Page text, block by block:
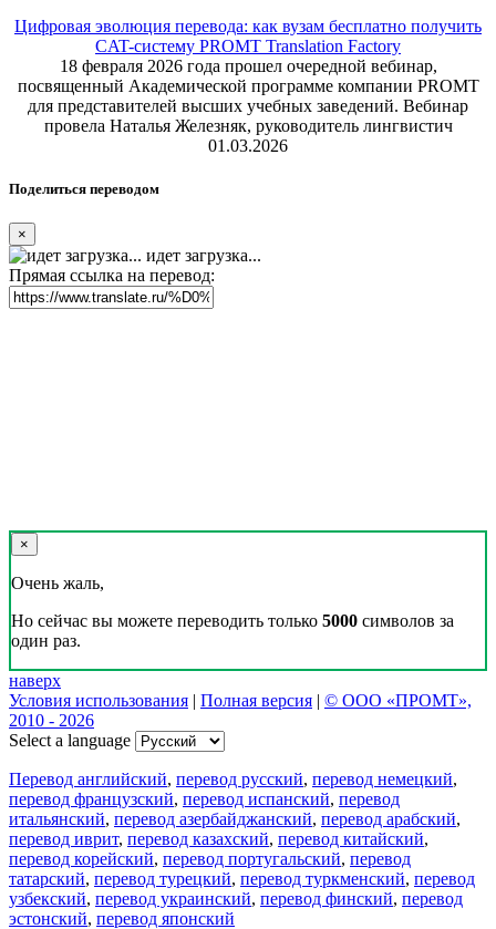
Цифровая эволюция перевода: как вузам бесплатно получить
CAT-систему PROMT Translation Factory
18 февраля 2026 года прошел очередной вебинар,
посвященный Академической программе компании PROMT
для представителей высших учебных заведений. Вебинар
провела Наталья Железняк, руководитель лингвистич
01.03.2026
Поделиться переводом
×
идет загрузка...
Прямая ссылка на перевод:
×
Очень жаль,
Но сейчас вы можете переводить только 5000 символов за
один раз.
наверх
Условия использования | Полная версия | © ООО «ПРОМТ»,
2010 - 2026
Select a language
Перевод английский, перевод русский, перевод немецкий,
перевод французский, перевод испанский, перевод
итальянский, перевод азербайджанский, перевод арабский,
перевод иврит, перевод казахский, перевод китайский,
перевод корейский, перевод португальский, перевод
татарский, перевод турецкий, перевод туркменский, перевод
узбекский, перевод украинский, перевод финский, перевод
эстонский, перевод японский